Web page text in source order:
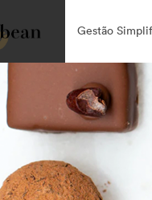
Gestão